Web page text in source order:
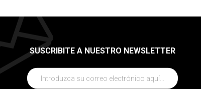
SUSCRIBITE A NUESTRO NEWSLETTER